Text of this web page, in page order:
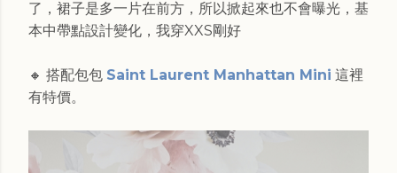
了，裙子是多一片在前方，所以掀起來也不會曝光，基
本中帶點設計變化，我穿XXS剛好
🔸 搭配包包 Saint Laurent Manhattan Mini 這裡
有特價。